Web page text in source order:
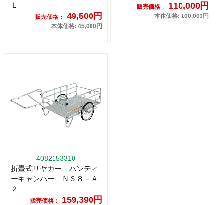
Ｌ
販売価格： 49,500円
本体価格: 45,000円
販売価格： 110,000円
本体価格: 100,000円
4082153310
折畳式リヤカー ハンディ
ーキャンパー ＮＳ８－Ａ
２
販売価格： 159,390円